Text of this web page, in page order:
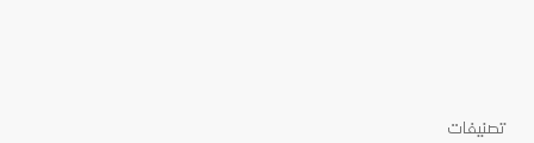
تصنيفات